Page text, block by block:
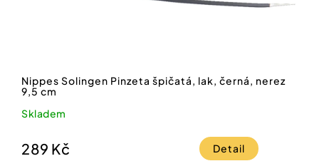
Nippes Solingen Pinzeta špičatá, lak, černá, nerez
9,5 cm
Skladem
289 Kč Detail